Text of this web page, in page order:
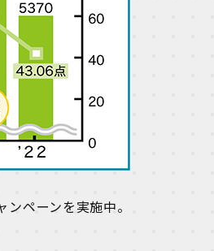
ペーンを実施中。